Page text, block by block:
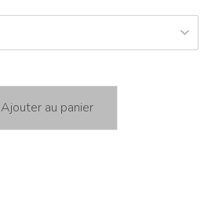
Ajouter au panier